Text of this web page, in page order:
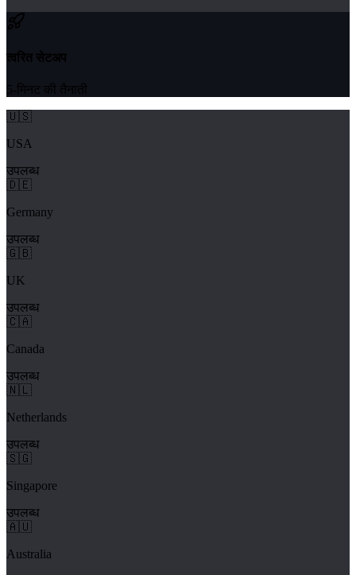
त्वरित सेटअप
5-मिनट की तैनाती
🇺🇸
USA
उपलब्ध
🇩🇪
Germany
उपलब्ध
🇬🇧
UK
उपलब्ध
🇨🇦
Canada
उपलब्ध
🇳🇱
Netherlands
उपलब्ध
🇸🇬
Singapore
उपलब्ध
🇦🇺
Australia